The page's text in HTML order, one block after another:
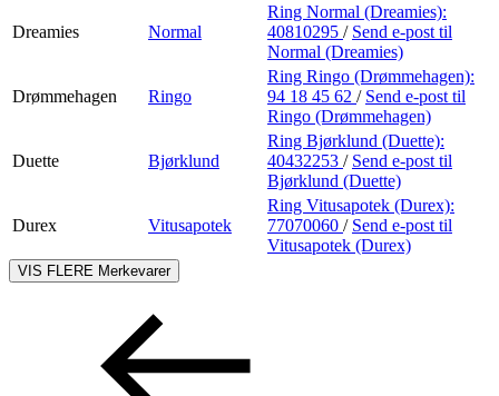
Dreamies Normal
Ring Normal (Dreamies):
40810295 / Send e-post til
Normal (Dreamies)
Drømmehagen Ringo
Ring Ringo (Drømmehagen):
94 18 45 62 / Send e-post til
Ringo (Drømmehagen)
Duette Bjørklund
Ring Bjørklund (Duette):
40432253 / Send e-post til
Bjørklund (Duette)
Durex Vitusapotek
Ring Vitusapotek (Durex):
77070060 / Send e-post til
Vitusapotek (Durex)
VIS FLERE Merkevarer